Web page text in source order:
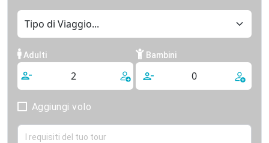
Adulti Bambini
Aggiungi volo